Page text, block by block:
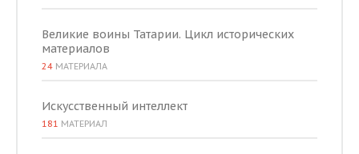
Великие воины Татарии. Цикл исторических
материалов
24 МАТЕРИАЛА
Искусственный интеллект
181 МАТЕРИАЛ